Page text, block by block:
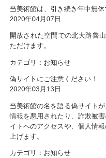
当美術館は、引き続き年中無休
2020年04月07日
開放された空間での北大路魯
ただけます。
カテゴリ： お知らせ
偽サイトにご注意ください！
2020年03月13日
当美術館の名を語る偽サイト
情報を悪用されたり、詐欺被
イトへのアクセスや、個人情
上げます。
カテゴリ： お知らせ